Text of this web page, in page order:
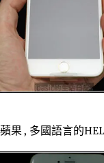
果 , 多國語言的